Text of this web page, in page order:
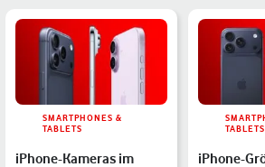
SMARTPHONES &
TABLETS
iPhone-Kameras im
TABLETS
iPhone-